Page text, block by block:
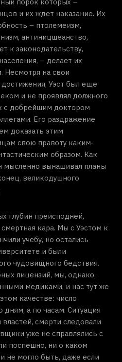
и их ждет наказание. Их
– птолемеизм,
антиницшеанство,
к законодательству,
– делает их
Несмотря на свои
Уэст был еще
и не проявлял должного
с добрейшим доктором
Его раздражение
доказать этим
свою правоту каким-
образом. Как
мысленно вынашивал планы
великодушного
глубин преисподней,
кара. Мы с Уэстом к
учебу, но остались
и были
чудовищного бедствия.
лицензий, мы, однако,
медиками, и нас тут же
качестве: число
дням, а по часам. Ситуация
смерти следовали
уже не справлялись с
поспешно, ни о каком
не могло быть, даже если